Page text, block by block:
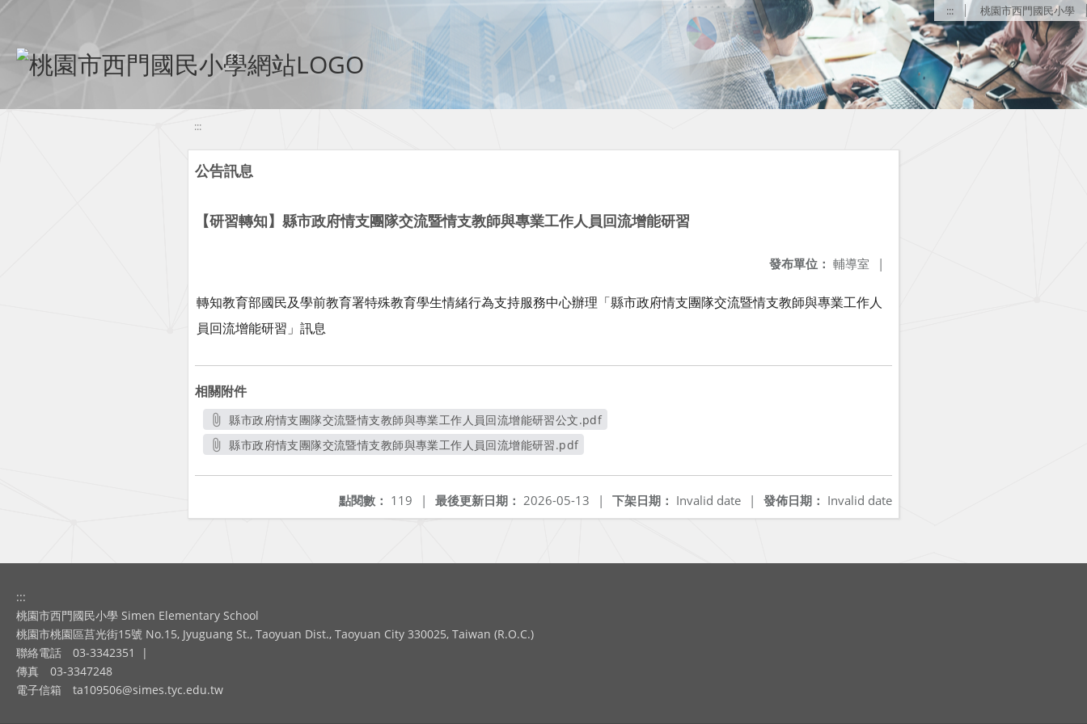
移至網頁之主要內容區位置 ::: 桃園市西門國民小學
:::
公告訊息
【研習轉知】縣市政府情支團隊交流暨情支教師與專業工作人員回流增能研習
發布單位： 輔導室 |
轉知教育部國民及學前教育署特殊教育學生情緒行為支持服務中心辦理「縣市政府情支團隊交流暨情支教師與專業工作人
員回流增能研習」訊息
相關附件
縣市政府情支團隊交流暨情支教師與專業工作人員回流增能研習公文.pdf
另開新視窗
縣市政府情支團隊交流暨情支教師與專業工作人員回流增能研習.pdf
發佈日期： Invalid date
下架日期： Invalid date |
最後更新日期： 2026-05-13 |
點閱數： 119 |
:::
桃園市西門國民小學 Simen Elementary School
桃園市桃園區莒光街15號 No.15, Jyuguang St., Taoyuan Dist., Taoyuan City 330025, Taiwan (R.O.C.)
聯絡電話
03-3342351
|
傳真
03-3347248
電子信箱
ta109506@simes.tyc.edu.tw